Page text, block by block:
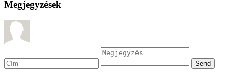
Megjegyzések